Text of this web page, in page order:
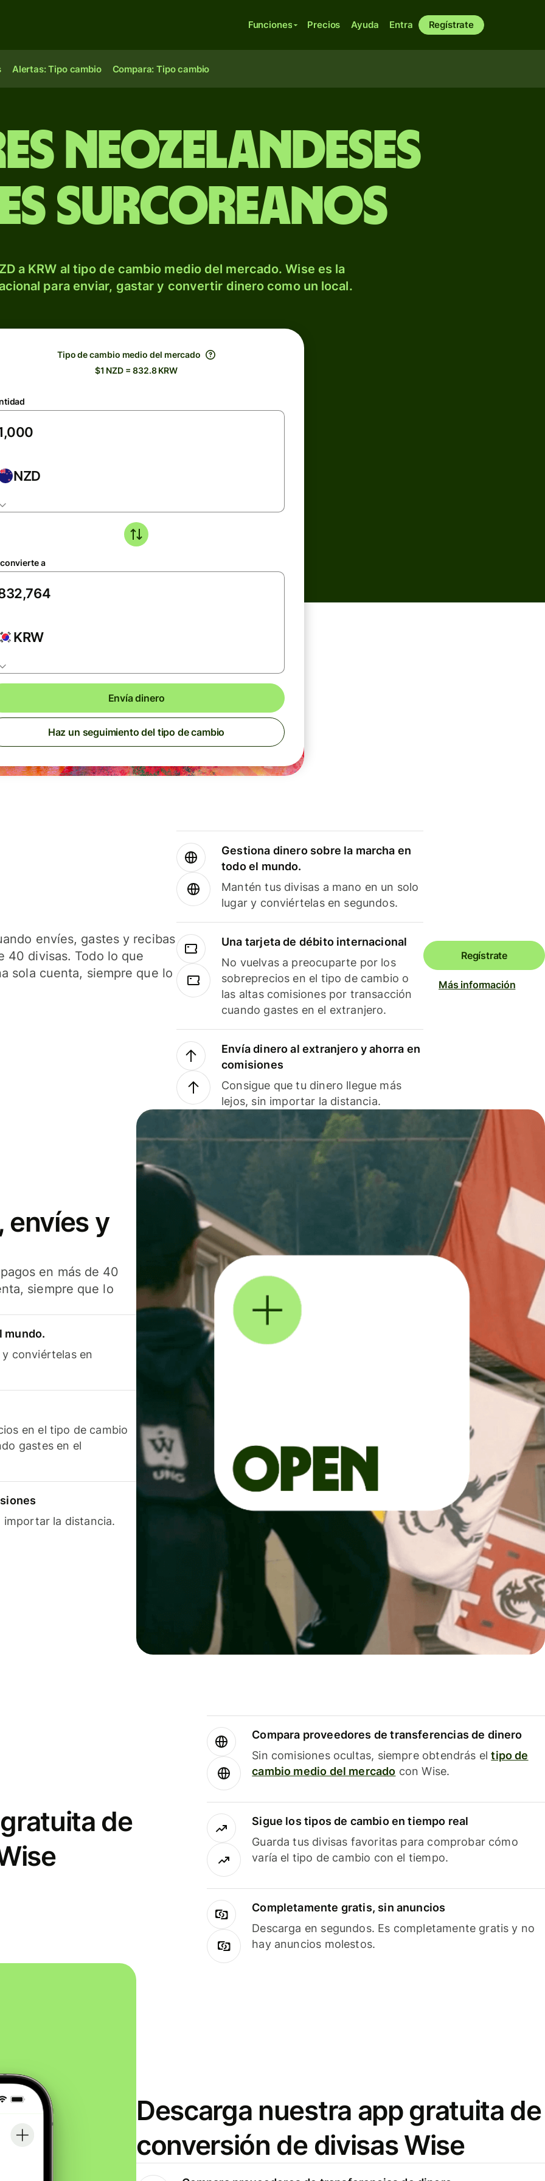
Funciones Precios Ayuda Entra Regístrate
Alertas: Tipo cambio Compara: Tipo cambio
neozelandeses
surcoreanos
a KRW al tipo de cambio medio del mercado. Wise es la
para enviar, gastar y convertir dinero como un local.
Tipo de cambio medio del mercado
$1 NZD = 832.8 KRW
NZD
a
KRW
Envía dinero
Haz un seguimiento del tipo de cambio
envíes, gastes y recibas
40 divisas. Todo lo que
sola cuenta, siempre que lo
Gestiona dinero sobre la marcha en
todo el mundo.
Mantén tus divisas a mano en un solo
lugar y conviértelas en segundos.
Una tarjeta de débito internacional
No vuelvas a preocuparte por los
sobreprecios en el tipo de cambio o
las altas comisiones por transacción
cuando gastes en el extranjero.
Envía dinero al extranjero y ahorra en
comisiones
Consigue que tu dinero llegue más
lejos, sin importar la distancia.
Regístrate
Más información
envíes y
en más de 40
siempre que lo
mundo.
conviértelas en
en el tipo de cambio
gastes en el
importar la distancia.
de
Compara proveedores de transferencias de dinero
Sin comisiones ocultas, siempre obtendrás eltipo de
cambio medio del mercado con Wise.
Sigue los tipos de cambio en tiempo real
Guarda tus divisas favoritas para comprobar cómo
varía el tipo de cambio con el tiempo.
Completamente gratis, sin anuncios
Descarga en segundos. Es completamente gratis y no
hay anuncios molestos.
Descarga nuestra app gratuita de
conversión de divisas Wise